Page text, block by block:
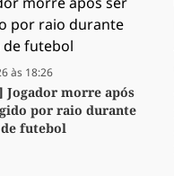
às 18:26
Jogador morre após
por raio durante
futebol